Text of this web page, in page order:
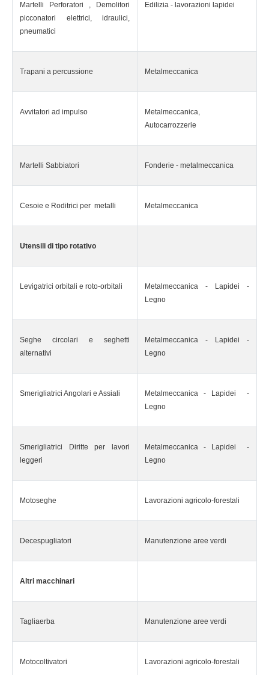
Martelli Perforatori , Demolitori
picconatori elettrici, idraulici,
pneumatici
Edilizia - lavorazioni lapidei
Trapani a percussione Metalmeccanica
Avvitatori ad impulso
Metalmeccanica,
Autocarrozzerie
Martelli Sabbiatori Fonderie - metalmeccanica
Cesoie e Roditrici per metalli Metalmeccanica
Utensili di tipo rotativo
Levigatrici orbitali e roto-orbitali
Metalmeccanica - Lapidei -
Legno
Seghe circolari e seghetti
alternativi
Metalmeccanica - Lapidei -
Legno
Smerigliatrici Angolari e Assiali
Metalmeccanica - Lapidei -
Legno
Smerigliatrici Diritte per lavori
leggeri
Metalmeccanica - Lapidei -
Legno
Motoseghe Lavorazioni agricolo-forestali
Decespugliatori Manutenzione aree verdi
Altri macchinari
Tagliaerba Manutenzione aree verdi
Motocoltivatori Lavorazioni agricolo-forestali